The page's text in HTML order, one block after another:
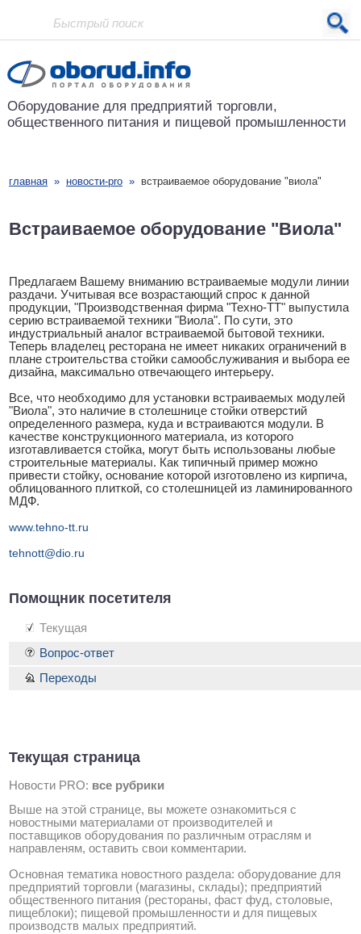
Проект основан в 2001 году
Оборудование для предприятий торговли,
общественного питания и пищевой промышленности
главная » новости-pro » встраиваемое оборудование "виола"
Встраиваемое оборудование "Виола"
Предлагаем Вашему вниманию встраиваемые модули линии
раздачи. Учитывая все возрастающий спрос к данной
продукции, "Производственная фирма "Техно-ТТ" выпустила
серию встраиваемой техники "Виола". По сути, это
индустриальный аналог встраиваемой бытовой техники.
Теперь владелец ресторана не имеет никаких ограничений в
плане строительства стойки самообслуживания и выбора ее
дизайна, максимально отвечающего интерьеру.
Все, что необходимо для установки встраиваемых модулей
"Виола", это наличие в столешнице стойки отверстий
определенного размера, куда и встраиваются модули. В
качестве конструкционного материала, из которого
изготавливается стойка, могут быть использованы любые
строительные материалы. Как типичный пример можно
привести стойку, основание которой изготовлено из кирпича,
облицованного плиткой, со столешницей из ламинированного
МДФ.
www.tehno-tt.ru
tehnott@dio.ru
Помощник посетителя
Текущая
Текущая страница
Новости PRO: все рубрики
Выше на этой странице, вы можете ознакомиться с
новостными материалами от производителей и
поставщиков оборудования по различным отраслям и
направленям, оставить свои комментарии.
Основная тематика новостного раздела: оборудование для
предприятий торговли (магазины, склады); предприятий
общественного питания (рестораны, фаст фуд, столовые,
пищеблоки); пищевой промышленности и для пищевых
производств малых предприятий.
Вопрос-ответ
Переходы